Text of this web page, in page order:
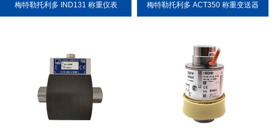
梅特勒托利多 IND131 称重仪表 梅特勒托利多 ACT350 称重变送器